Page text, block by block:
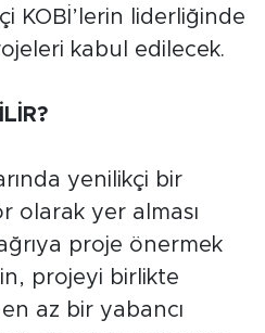
KOBİ’lerin liderliğinde
kabul edilecek.
yenilikçi bir
olarak yer alması
proje önermek
projeyi birlikte
az bir yabancı